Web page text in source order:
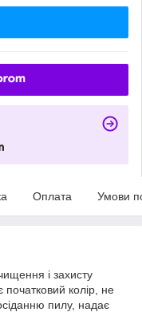
Оплата Умови
і захисту
початковий колір, не
пилу, надає